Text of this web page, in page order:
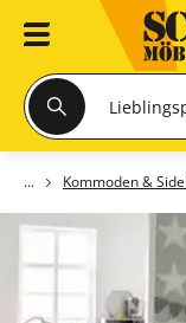
Kommoden &